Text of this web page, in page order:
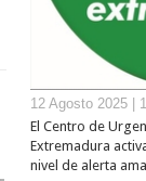
12 Agosto 2025 |
El Centro de
Extremadura
nivel de alerta